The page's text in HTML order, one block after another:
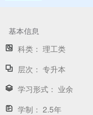
基本信息
科类： 理工类
层次： 专升本
学习形式： 业余
学制： 2.5年